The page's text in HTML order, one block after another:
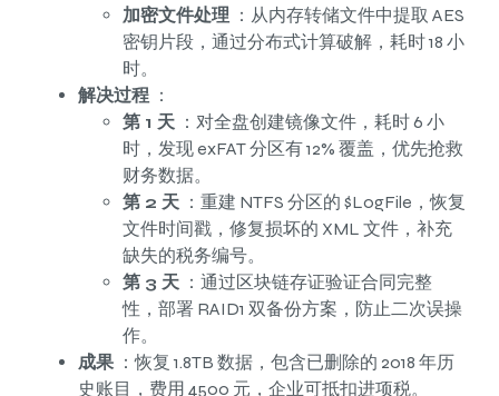
加密文件处理 ：从内存转储文件中提取 AES
密钥片段，通过分布式计算破解，耗时 18 小
时。
解决过程 ：
第 1 天 ：对全盘创建镜像文件，耗时 6 小
时，发现 exFAT 分区有 12% 覆盖，优先抢救
财务数据。
第 2 天 ：重建 NTFS 分区的 $LogFile，恢复
文件时间戳，修复损坏的 XML 文件，补充
缺失的税务编号。
第 3 天 ：通过区块链存证验证合同完整
性，部署 RAID1 双备份方案，防止二次误操
作。
成果 ：恢复 1.8TB 数据，包含已删除的 2018 年历
史账目，费用 4500 元，企业可抵扣进项税。